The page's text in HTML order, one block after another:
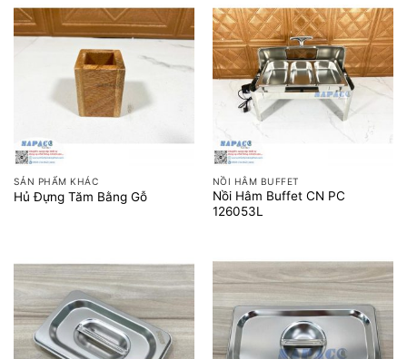
SẢN PHẨM KHÁC
Hủ Đựng Tăm Bằng Gỗ
NỒI HÂM BUFFET
Nồi Hâm Buffet CN PC
126053L